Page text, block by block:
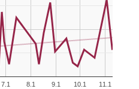
7.1 8.1 9.1 10.1 11.1